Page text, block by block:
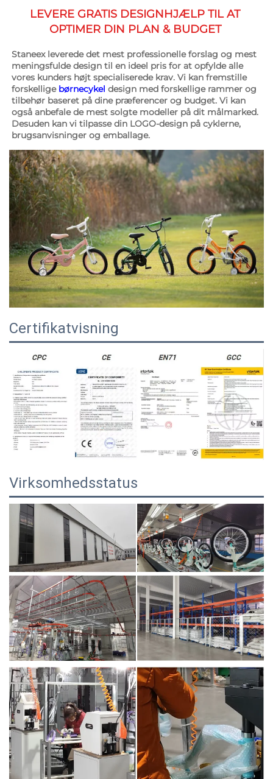
LEVERE GRATIS DESIGNHJÆLP TIL AT
OPTIMER DIN PLAN & BUDGET
Staneex leverede det mest professionelle forslag og mest
meningsfulde design til en ideel pris for at opfylde alle
vores kunders højt specialiserede krav. Vi kan fremstille
forskellige børnecykel design med forskellige rammer og
tilbehør baseret på dine præferencer og budget. Vi kan
også anbefale de mest solgte modeller på dit målmarked.
Desuden kan vi tilpasse din LOGO-design på cyklerne,
brugsanvisninger og emballage.
Certifikatvisning
Virksomhedsstatus